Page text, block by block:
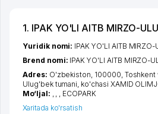
1. IPAK YO'LI AITB MIRZO-
Yuridik nomi: IPAK YO'LI AITB MIRZO-
Brend nomi: IPAK YO'LI AITB MIRZO-
Adres: O'zbekiston, 100000, Toshkent
Ulug'bek tumani, ko'chasi XAMID
Mo‘ljal: , , , ECOPARK
Xaritada ko'rsatish